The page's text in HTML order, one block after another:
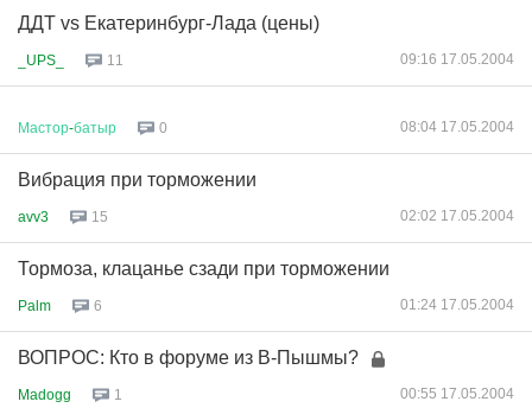
ДДТ vs Екатеринбург-Лада (цены)
_UPS_ 11 09:16 17.05.2004
Мастор-батыр 0 08:04 17.05.2004
Вибрация при торможении
avv3 15 02:02 17.05.2004
Тормоза, клацанье сзади при торможении
Palm 6 01:24 17.05.2004
ВОПРОС: Кто в форуме из В-Пышмы?
Madogg 1 00:55 17.05.2004